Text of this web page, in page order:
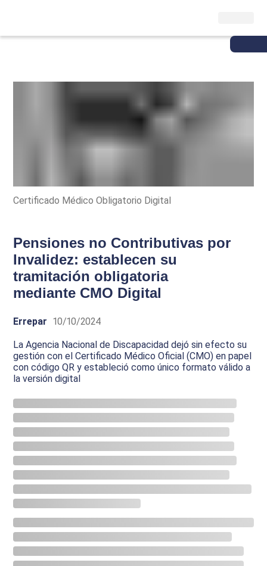
Certificado Médico Obligatorio Digital
Pensiones no Contributivas por
Invalidez: establecen su
tramitación obligatoria
mediante CMO Digital
Errepar 10/10/2024
La Agencia Nacional de Discapacidad dejó sin efecto su
gestión con el Certificado Médico Oficial (CMO) en papel
con código QR y estableció como único formato válido a
la versión digital